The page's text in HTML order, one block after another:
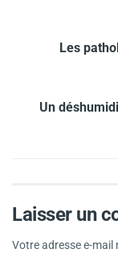
Les
Un
Laisser un
Votre adresse e-mail